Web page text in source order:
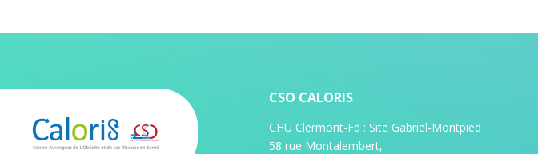
CSO CALORIS
CHU Clermont-Fd : Site Gabriel-Montpied
58 rue Montalembert,